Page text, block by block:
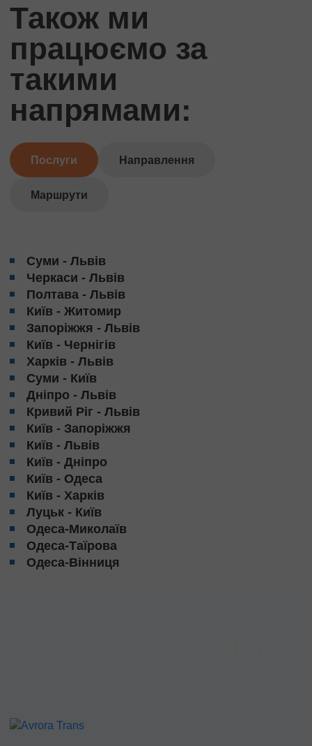
Також ми
працюємо за
такими
напрямами:
Послуги Направлення
Маршрути
Суми - Львів
Черкаси - Львів
Полтава - Львів
Київ - Житомир
Запоріжжя - Львів
Київ - Чернігів
Харків - Львів
Суми - Київ
Дніпро - Львів
Кривий Ріг - Львів
Київ - Запоріжжя
Київ - Львів
Київ - Дніпро
Київ - Одеса
Київ - Харків
Луцьк - Київ
Одеса-Миколаїв
Одеса-Таїрова
Одеса-Вінниця